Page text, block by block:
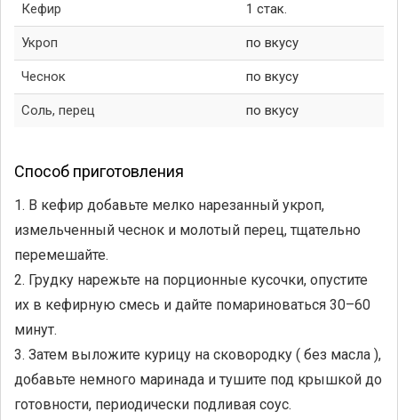
Кефир 1 стак.
Укроп по вкусу
Чеснок по вкусу
Соль, перец по вкусу
Способ приготовления
1. В кефир добавьте мелко нарезанный укроп,
измельченный чеснок и молотый перец, тщательно
перемешайте.
2. Грудку нарежьте на порционные кусочки, опустите
их в кефирную смесь и дайте помариноваться 30–60
минут.
3. Затем выложите курицу на сковородку ( без масла ),
добавьте немного маринада и тушите под крышкой до
готовности, периодически подливая соус.